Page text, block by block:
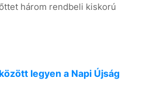
három rendbeli kiskorú
legyen a Napi Újság